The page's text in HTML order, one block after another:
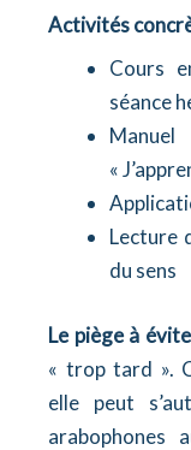
Activités
Cours
séance
«
Lecture
du sens
Le piège à
« trop tard ».
elle peut
arabophones